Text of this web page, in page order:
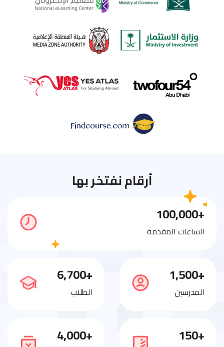
أرقام نفتخر بها
+100,000
الساعات المقدمة
+1,500
المدرسين
+6,700
الطلاب
+150
+4,000